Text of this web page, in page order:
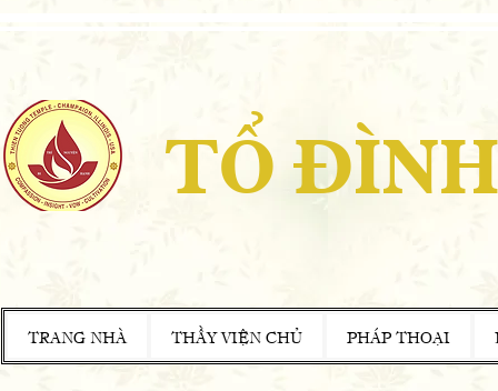
TỔ
TRANG NHÀ THẦY VIỆN CHỦ PHÁP THOẠI